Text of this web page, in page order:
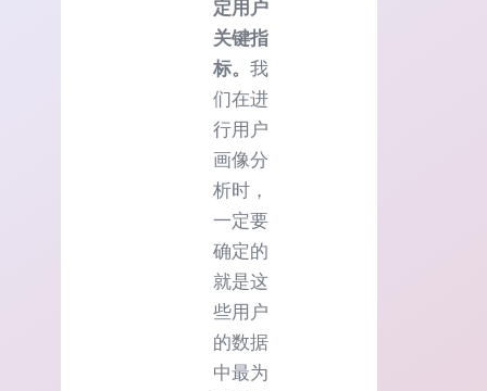
定用户
关键指
标。 我
们在进
行用户
画像分
析时，
一定要
确定的
就是这
些用户
的数据
中最为